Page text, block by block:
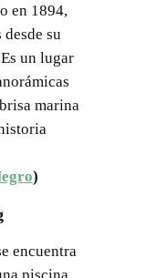
en 1894,
su
un lugar
marina
)
encuentra